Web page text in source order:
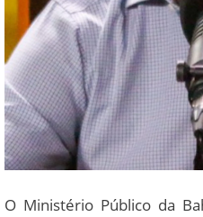
O Ministério Público da